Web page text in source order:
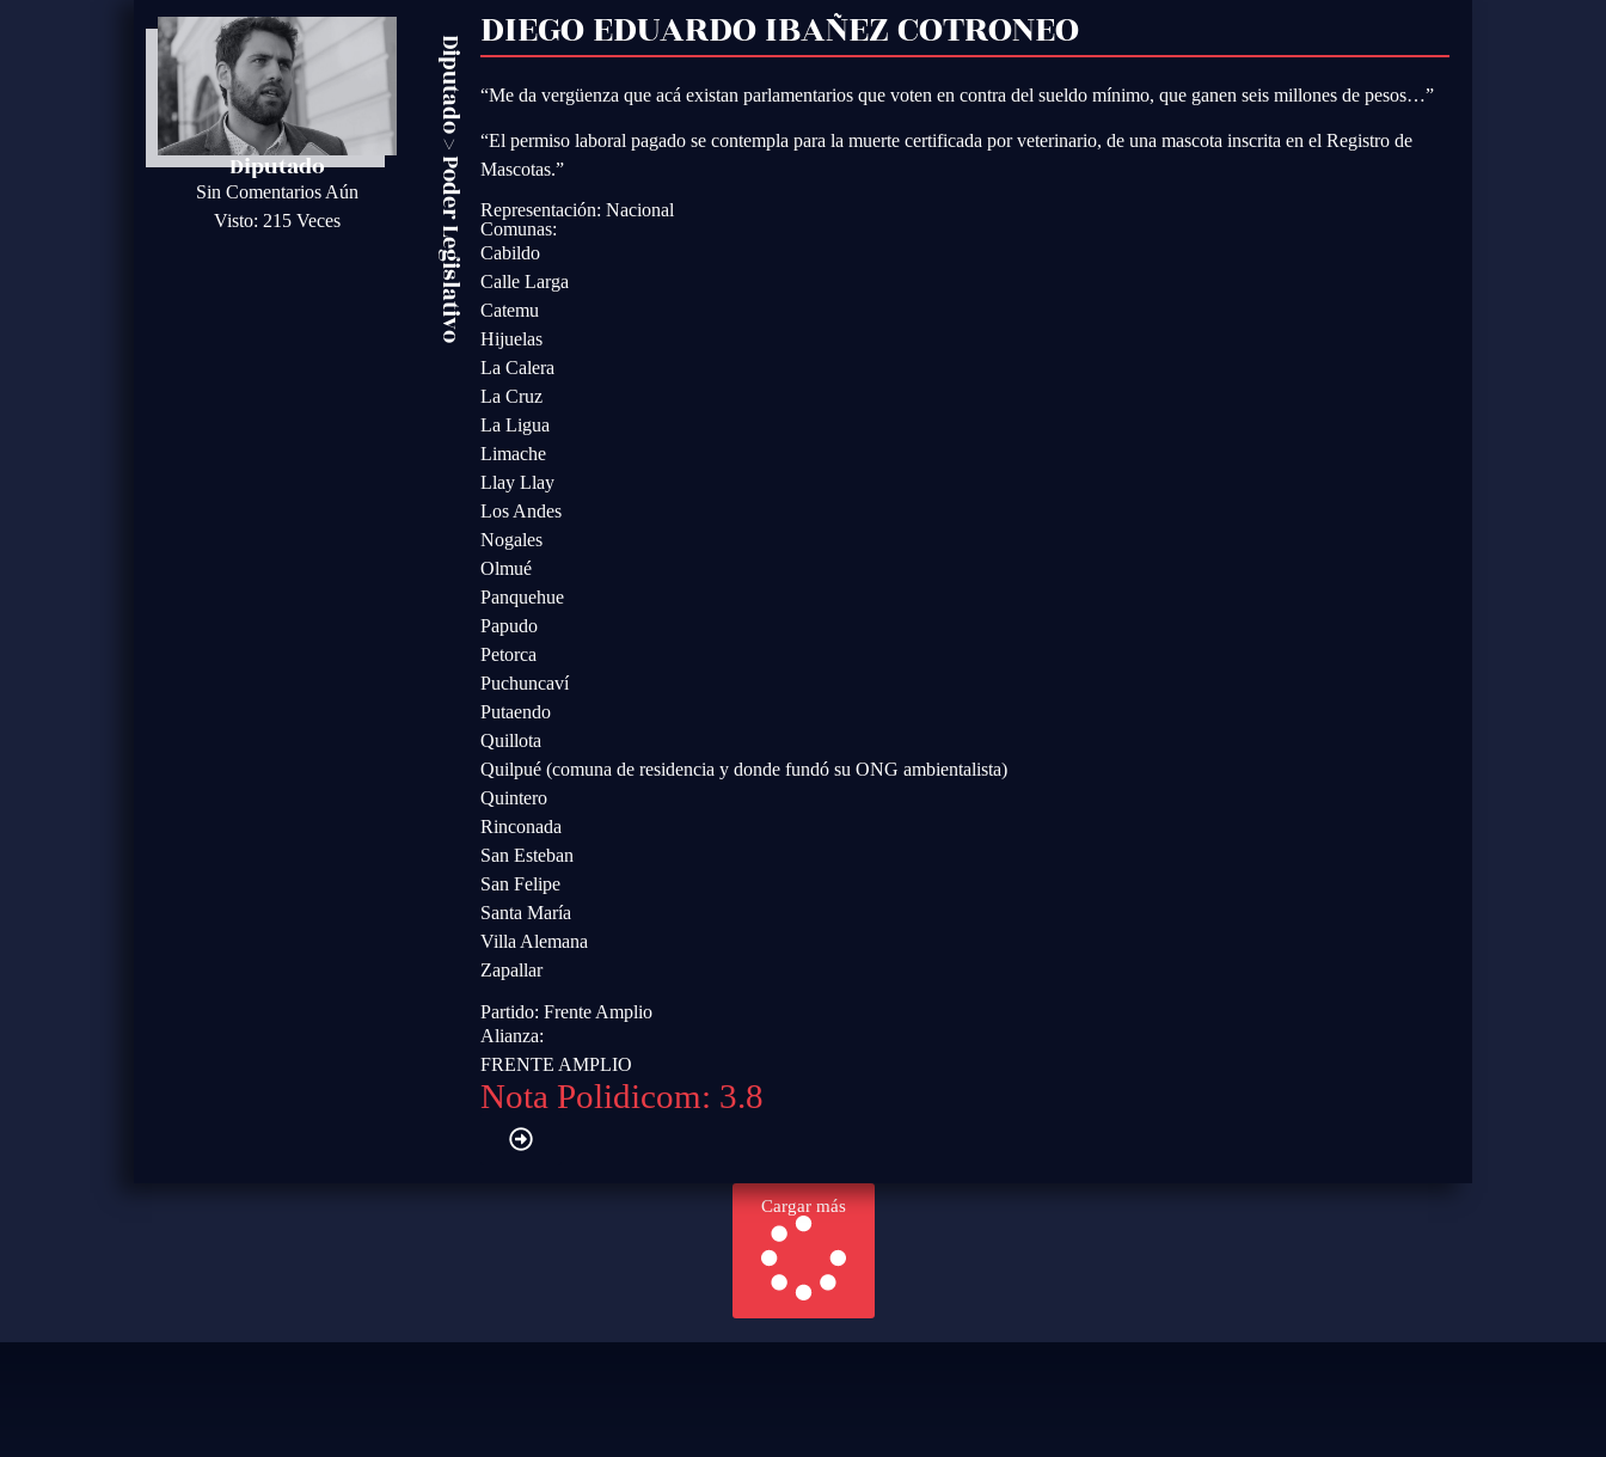
Diputado
Sin Comentarios Aún
Visto: 215 Veces
Diputado
>
Poder Legislativo
DIEGO EDUARDO IBAÑEZ COTRONEO
“Me da vergüenza que acá existan parlamentarios que voten en contra del sueldo mínimo, que ganen seis millones de pesos…”
“El permiso laboral pagado se contempla para la muerte certificada por veterinario, de una mascota inscrita en el Registro de
Mascotas.”
Representación: Nacional
Comunas:
Cabildo
Calle Larga
Catemu
Hijuelas
La Calera
La Cruz
La Ligua
Limache
Llay Llay
Los Andes
Nogales
Olmué
Panquehue
Papudo
Petorca
Puchuncaví
Putaendo
Quillota
Quilpué (comuna de residencia y donde fundó su ONG ambientalista)
Quintero
Rinconada
San Esteban
San Felipe
Santa María
Villa Alemana
Zapallar
Partido: Frente Amplio
Alianza:
FRENTE AMPLIO
Nota Polidicom: 3.8
Cargar más